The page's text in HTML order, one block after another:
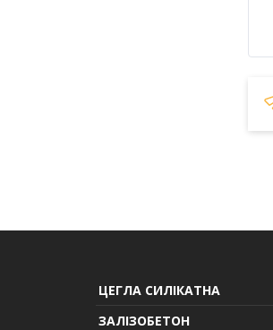
ЦЕГЛА СИЛІКАТНА
ЗАЛІЗОБЕТОН